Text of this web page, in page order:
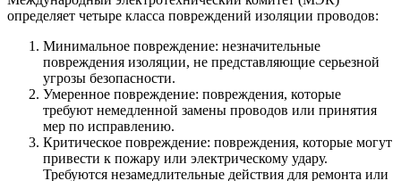
определяет четыре класса повреждений изоляции проводов:
Минимальное повреждение: незначительные
повреждения изоляции, не представляющие серьезной
угрозы безопасности.
Умеренное повреждение: повреждения, которые
требуют немедленной замены проводов или принятия
мер по исправлению.
Критическое повреждение: повреждения, которые могут
привести к пожару или электрическому удару.
Требуются незамедлительные действия для ремонта или